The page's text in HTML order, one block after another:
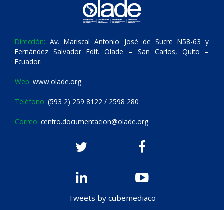
Dirección: Av. Mariscal Antonio José de Sucre N58-63 y
Fernández Salvador Edif. Olade – San Carlos, Quito –
Ecuador.
Web: www.olade.org
Teléfono: (593 2) 259 8122 / 2598 280
Correo: centro.documentacion@olade.org
Tweets by cubemediaco